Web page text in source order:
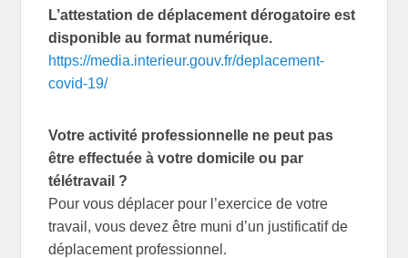
L’attestation de déplacement dérogatoire est
disponible au format numérique.
https://media.interieur.gouv.fr/deplacement-
covid-19/
Votre activité professionnelle ne peut pas
être effectuée à votre domicile ou par
télétravail ?
Pour vous déplacer pour l’exercice de votre
travail, vous devez être muni d’un justificatif de
déplacement professionnel.